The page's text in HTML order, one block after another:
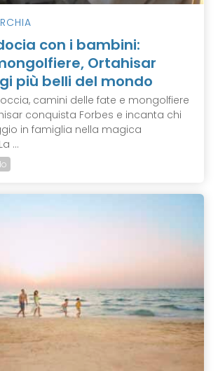
con i bambini:
Ortahisar
più belli del mondo
camini delle fate e mongolfiere
conquista Forbes e incanta chi
in famiglia nella magica
...